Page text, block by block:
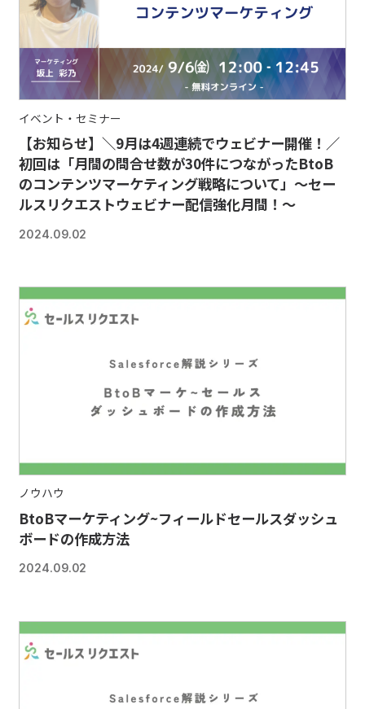
イベント・セミナー
【お知らせ】＼9月は4週連続でウェビナー開催！／
初回は「月間の問合せ数が30件につながったBtoB
のコンテンツマーケティング戦略について」～セー
ルスリクエストウェビナー配信強化月間！～
2024.09.02
ノウハウ
BtoBマーケティング~フィールドセールスダッシュ
ボードの作成方法
2024.09.02